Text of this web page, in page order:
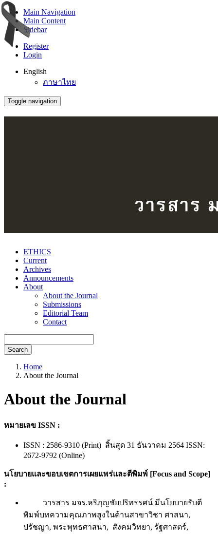
Main Navigation
Main Content
Sidebar
Register
Login
English
ภาษาไทย
Toggle navigation
ETHICS
Current
Archives
Announcements
About
About the Journal
Submissions
Editorial Team
Contact
Search
Home
About the Journal
About the Journal
หมายเลข ISSN :
ISSN : 2586-9310 (Print) สิ้นสุด 31 ธันวาคม 2564 ISSN:
2672-9792 (Online)
นโยบายและขอบเขตการเผยแพร่และตีพิมพ์ [Focus and Scope]
:
วารสาร มจร.หริภุญชัยปริทรรศน์ มีนโยบายรับตี
พิมพ์บทความคุณภาพสูงในด้านสาขาวิชา ศาสนา,
ปรัชญา, พระพุทธศาสนา, สังคมวิทยา, รัฐศาสตร์,